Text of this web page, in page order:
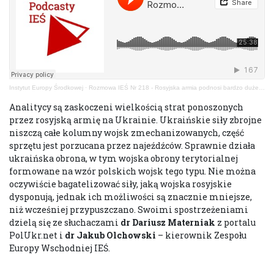
Instytut Europy Środkowej · Rozmowa IEŚ Nr 218 - Rosyjska armia podnosi bardzo duże straty na Ukrainie – upada mit...
Analitycy są zaskoczeni wielkością strat ponoszonych
przez rosyjską armię na Ukrainie. Ukraińskie siły zbrojne
niszczą całe kolumny wojsk zmechanizowanych, część
sprzętu jest porzucana przez najeźdźców. Sprawnie działa
ukraińska obrona, w tym wojska obrony terytorialnej
formowane na wzór polskich wojsk tego typu. Nie można
oczywiście bagatelizować siły, jaką wojska rosyjskie
dysponują, jednak ich możliwości są znacznie mniejsze,
niż wcześniej przypuszczano. Swoimi spostrzeżeniami
dzielą się ze słuchaczami dr Dariusz Materniak z portalu
PolUkr.net i dr Jakub Olchowski – kierownik Zespołu
Europy Wschodniej IEŚ.